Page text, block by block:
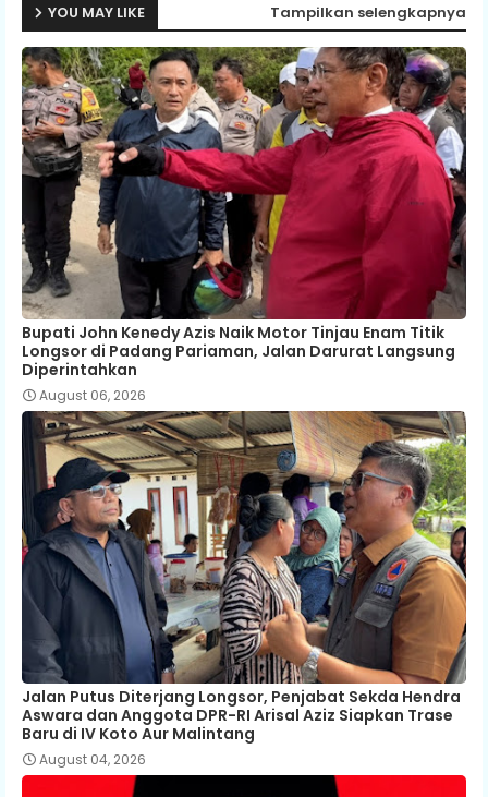
YOU MAY LIKE Tampilkan selengkapnya
Bupati John Kenedy Azis Naik Motor Tinjau Enam Titik
Longsor di Padang Pariaman, Jalan Darurat Langsung
Diperintahkan
August 06, 2026
Jalan Putus Diterjang Longsor, Penjabat Sekda Hendra
Aswara dan Anggota DPR-RI Arisal Aziz Siapkan Trase
Baru di IV Koto Aur Malintang
August 04, 2026